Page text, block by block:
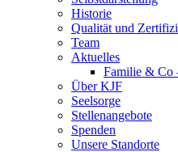
Historie
Qualität und
Team
Aktuelles
Familie & Co
Über KJF
Seelsorge
Stellenangebote
Spenden
Unsere Standorte